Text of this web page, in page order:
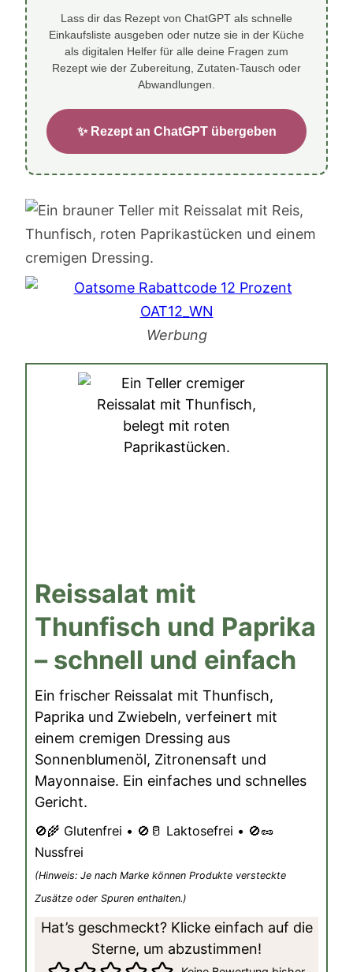
Lass dir das Rezept von ChatGPT als schnelle
Einkaufsliste ausgeben oder nutze sie in der Küche
als digitalen Helfer für alle deine Fragen zum
Rezept wie der Zubereitung, Zutaten-Tausch oder
Abwandlungen.
✨ Rezept an ChatGPT übergeben
Werbung
Reissalat mit
Thunfisch und Paprika
– schnell und einfach
Ein frischer Reissalat mit Thunfisch,
Paprika und Zwiebeln, verfeinert mit
einem cremigen Dressing aus
Sonnenblumenöl, Zitronensaft und
Mayonnaise. Ein einfaches und schnelles
Gericht.
🚫🌾 Glutenfrei • 🚫🥛 Laktosefrei • 🚫🥜
Nussfrei
(Hinweis: Je nach Marke können Produkte versteckte
Zusätze oder Spuren enthalten.)
Hat’s geschmeckt? Klicke einfach auf die
Sterne, um abzustimmen!